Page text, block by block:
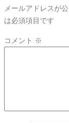
メールアドレスが
は必須項目です
コメント ※